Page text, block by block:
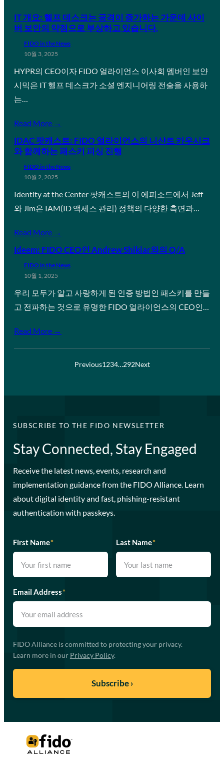
IT 개요: 헬프 데스크는 공격이 증가하는 가운데 사이
버 보안의 약점으로 부상하고 있습니다.
FIDO in the News
10월 3, 2025
HYPR의 CEO이자 FIDO 얼라이언스 이사회 멤버인 보얀
시믹은 IT 헬프 데스크가 소셜 엔지니어링 전술을 사용하
는…
Read More →
IDAC 팟캐스트: FIDO 얼라이언스의 니샨트 카우시크
와 함께하는 패스키 피싱 진행
FIDO in the News
10월 2, 2025
Identity at the Center 팟캐스트의 이 에피소드에서 Jeff
와 Jim은 IAM(ID 액세스 관리) 정책의 다양한 측면과…
Read More →
Ideem: FIDO CEO인 Andrew Shikiar와의 Q/A
FIDO in the News
10월 1, 2025
우리 모두가 알고 사랑하게 된 인증 방법인 패스키를 만들
고 전파하는 것으로 유명한 FIDO 얼라이언스의 CEO인…
Read More →
Previous1234…292Next
SUBSCRIBE TO THE FIDO NEWSLETTER
Stay Connected, Stay Engaged
Receive the latest news, events, research and
implementation guidance from the FIDO Alliance. Learn
about digital identity and fast, phishing-resistant
authentication with passkeys.
First Name* Last Name*
Email Address*
FIDO Alliance is committed to protecting your privacy.
Learn more in our Privacy Policy.